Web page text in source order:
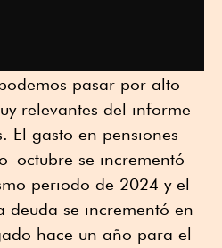
pasar por alto
relevantes del informe
El gasto en pensiones
se incrementó
periodo de 2024 y el
deuda se incrementó en
hace un año para el